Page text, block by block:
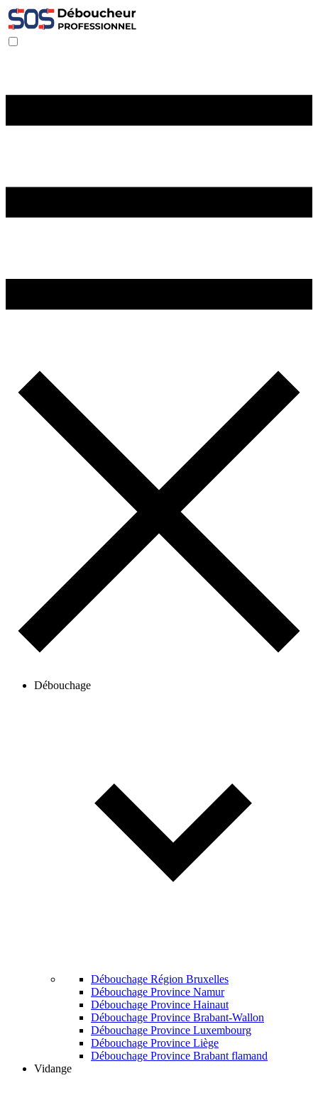
Débouchage
Débouchage Région Bruxelles
Débouchage Province Namur
Débouchage Province Hainaut
Débouchage Province Brabant-Wallon
Débouchage Province Luxembourg
Débouchage Province Liège
Débouchage Province Brabant flamand
Vidange